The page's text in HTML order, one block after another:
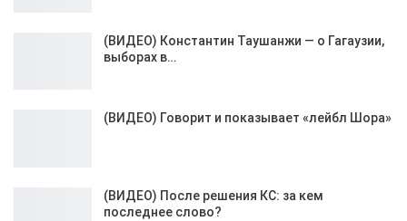
(ВИДЕО) Константин Таушанжи — о Гагаузии,
выборах в…
(ВИДЕО) Говорит и показывает «лейбл Шора»
(ВИДЕО) После решения КС: за кем
последнее слово?